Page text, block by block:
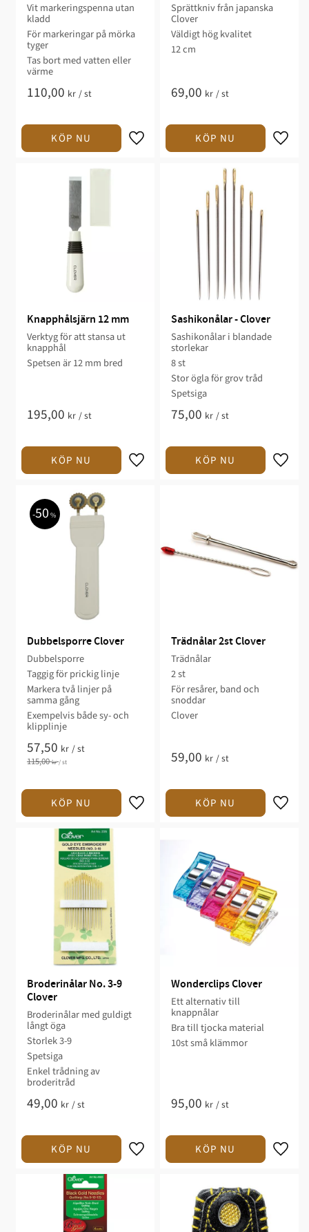
Vit markeringspenna utan
kladd
För markeringar på mörka
tyger
Tas bort med vatten eller
värme
110,00 kr /st
Sprättkniv från japanska
Clover
Väldigt hög kvalitet
12 cm
69,00 kr /st
Knapphålsjärn 12 mm
Verktyg för att stansa ut
knapphål
Spetsen är 12 mm bred
195,00 kr /st
Sashikonålar - Clover
Sashikonålar i blandade
storlekar
8 st
Stor ögla för grov tråd
Spetsiga
75,00 kr /st
50 %
Dubbelsporre Clover
Dubbelsporre
Taggig för prickig linje
Markera två linjer på
samma gång
Exempelvis både sy- och
klipplinje
57,50 kr /st
115,00 kr /st
Trädnålar 2st Clover
Trädnålar
2 st
För resårer, band och
snoddar
Clover
59,00 kr /st
Broderinålar No. 3-9
Clover
Broderinålar med guldigt
långt öga
Storlek 3-9
Spetsiga
Enkel trådning av
broderitråd
49,00 kr /st
Wonderclips Clover
Ett alternativ till
knappnålar
Bra till tjocka material
10st små klämmor
95,00 kr /st